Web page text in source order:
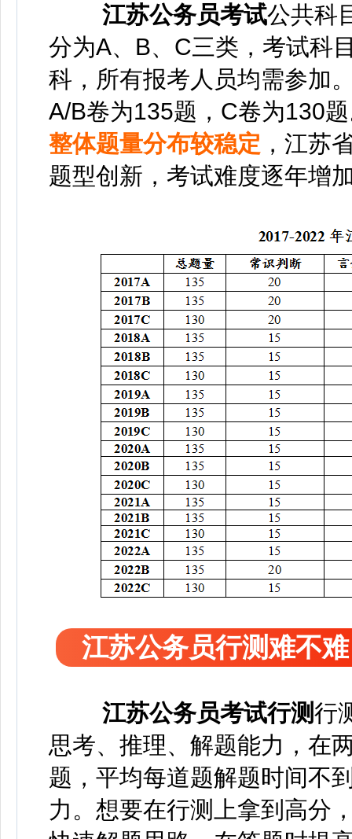
江苏公务员考试公共科
分为A、B、C三类，考试科
科，所有报考人员均需参加
A/B卷为135题，C卷为130
整体题量分布较稳定 ，江苏
题型创新，考试难度逐年增
江苏公务员行测难不
江苏公务员考试行测行
思考、推理、解题能力，在
题，平均每道题解题时间不
力。想要在行测上拿到高分